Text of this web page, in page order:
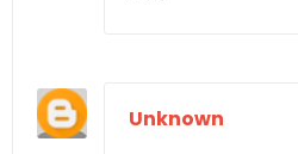
Unknown